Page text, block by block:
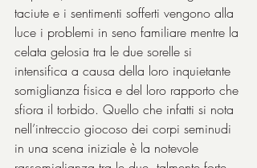
taciute e i sentimenti sofferti vengono alla
luce i problemi in seno familiare mentre la
celata gelosia tra le due sorelle si
intensifica a causa della loro inquietante
somiglianza fisica e del loro rapporto che
sfiora il torbido. Quello che infatti si nota
nell’intreccio giocoso dei corpi seminudi
in una scena iniziale è la notevole